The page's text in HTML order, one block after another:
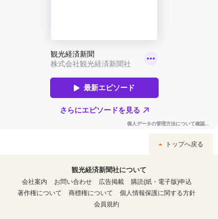
トップへ戻る
観光経済新聞社について
会社案内
お問い合わせ 広告掲載
購読(紙・電子版)申込
著作権について
商標権について
個人情報保護に関する方針
会員規約